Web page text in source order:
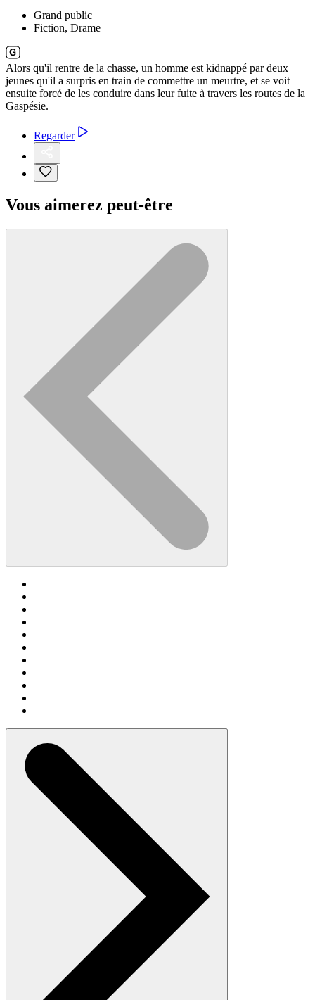
Grand public
Fiction, Drame
Alors qu'il rentre de la chasse, un homme est kidnappé par deux
jeunes qu'il a surpris en train de commettre un meurtre, et se voit
ensuite forcé de les conduire dans leur fuite à travers les routes de la
Gaspésie.
Regarder
Vous aimerez peut-être